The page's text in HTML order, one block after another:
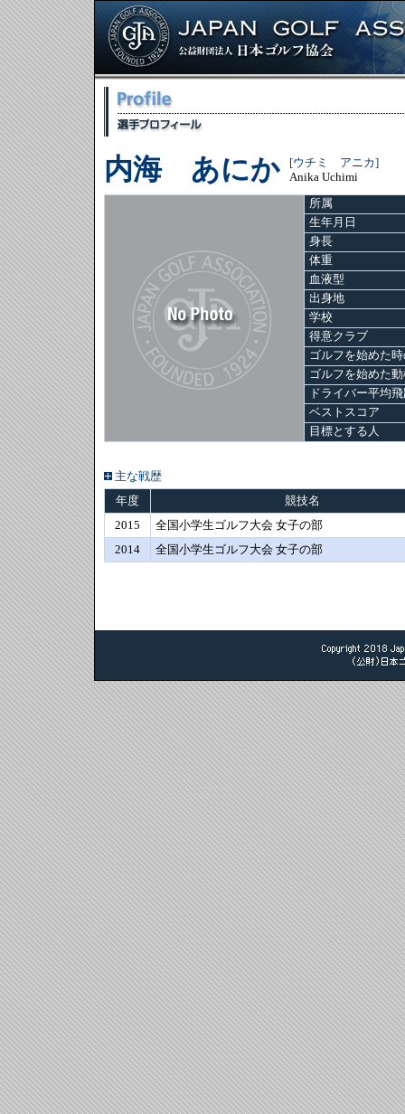
内海 あにか
[ウチミ アニカ]
Anika Uchimi
所属
生年月日
身長
体重
血液型
出身地
学校
得意クラブ
ゴルフを始めた
ゴルフを始めた
ドライバー平均
ベストスコア
目標とする人
主な戦歴
年度
競技名
2015
全国小学生ゴルフ大会 女子の部
2014
全国小学生ゴルフ大会 女子の部